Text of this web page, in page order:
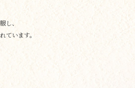
し、
ています。